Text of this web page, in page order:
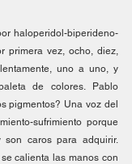
haloperidol-biperideno-
primera vez, ocho, diez,
uno a uno, y
de colores. Pablo
pigmentos? Una voz del
sufrimiento porque
son caros para adquirir.
calienta las manos con